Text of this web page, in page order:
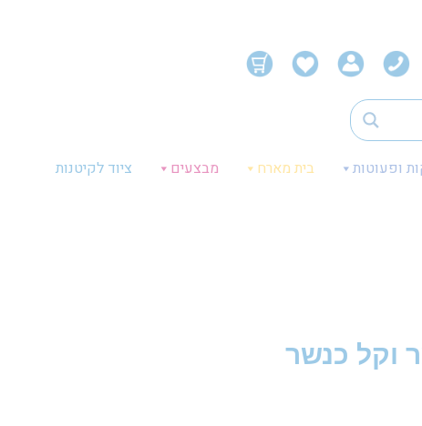
ופעוטות בית מארח מבצעים
ציוד לקיטנות
וקל כנשר